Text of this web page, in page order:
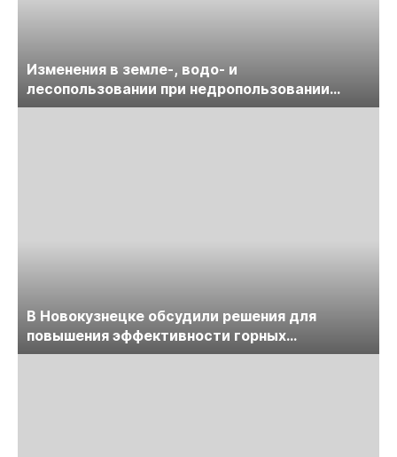
Изменения в земле-, водо- и
лесопользовании при недропользовании
обсудят на семинаре «ПравоТЭК»
В Новокузнецке обсудили решения для
повышения эффективности горных
предприятий